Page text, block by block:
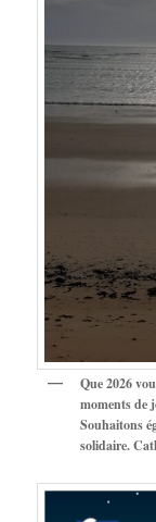
Que 2026
moments de
Souhaitons
solidaire.